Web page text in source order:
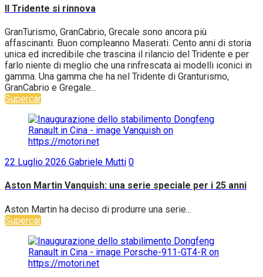
Il Tridente si rinnova
GranTurismo, GranCabrio, Grecale sono ancora più
affascinanti. Buon compleanno Maserati. Cento anni di storia
unica ed incredibile che trascina il rilancio del Tridente e per
farlo niente di meglio che una rinfrescata ai modelli iconici in
gamma. Una gamma che ha nel Tridente di Granturismo,
GranCabrio e Gregale...
Supercar
22 Luglio 2026 Gabriele Mutti 0
Aston Martin Vanquish: una serie speciale per i 25 anni
Aston Martin ha deciso di produrre una serie...
Supercar